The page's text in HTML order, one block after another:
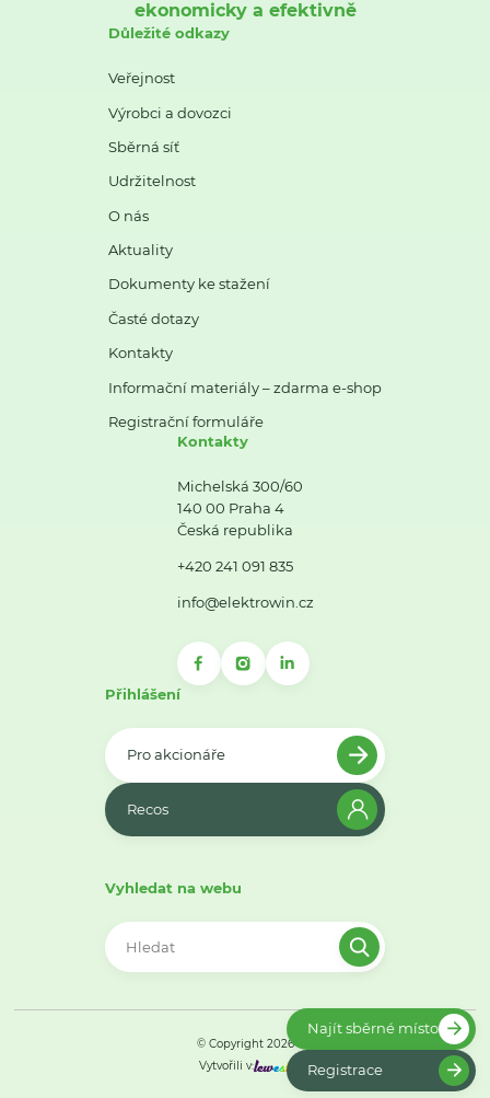
ekonomicky a efektivně
Důležité odkazy
Veřejnost
Výrobci a dovozci
Sběrná síť
Udržitelnost
O nás
Aktuality
Dokumenty ke stažení
Časté dotazy
Kontakty
Informační materiály – zdarma e-shop
Registrační formuláře
Kontakty
Michelská 300/60
140 00 Praha 4
Česká republika
+420 241 091 835
info@elektrowin.cz
Přihlášení
Pro akcionáře
Recos
Vyhledat na webu
© Copyright 2026
Vytvořili v:
Najít sběrné místo
Registrace